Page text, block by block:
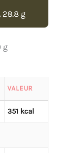
28.8 g
g
VALEUR
351 kcal